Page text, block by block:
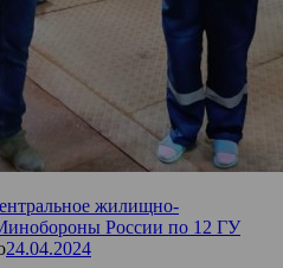
жилищно-
России по 12 ГУ
24.04.2024